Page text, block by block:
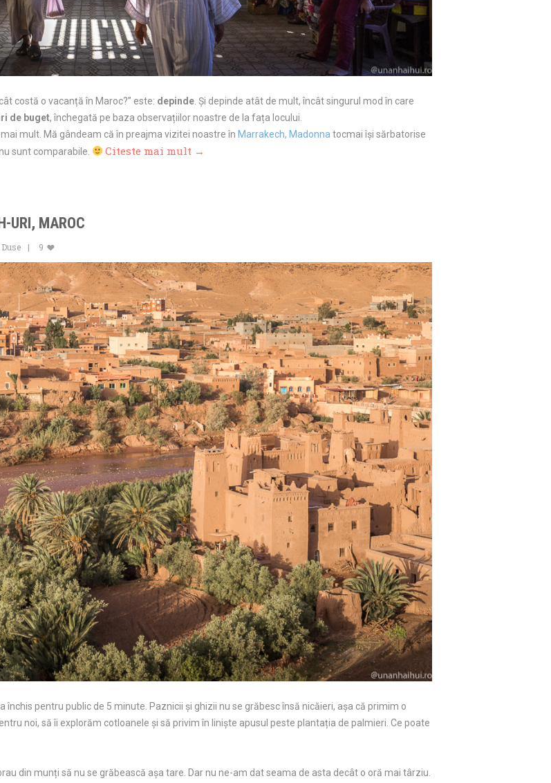
costă o vacanță în Maroc?” este: depinde . Și depinde atât de mult, încât singurul mod în care
de buget, închegată pe baza observațiilor noastre de la fața locului.
mult. Mă gândeam că în preajma vizitei noastre în Marrakech, Madonna tocmai își sărbatorise
sunt comparabile.
Citeste mai mult →
URI, MAROC
9
închis pentru public de 5 minute. Paznicii și ghizii nu se grăbesc însă nicăieri, așa că primim o
noi, să îi explorăm cotloanele și să privim în liniște apusul peste plantația de palmieri. Ce poate
din munți să nu se grăbească așa tare. Dar nu ne-am dat seama de asta decât o oră mai târziu.